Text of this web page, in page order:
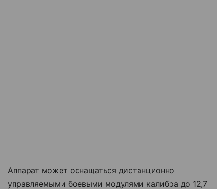
Аппарат может оснащаться дистанционно
управляемыми боевыми модулями калибра до 12,7